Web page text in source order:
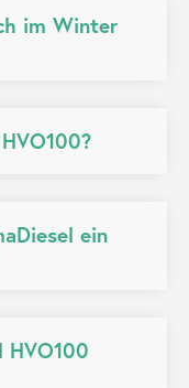
im Winter
ein
HVO100